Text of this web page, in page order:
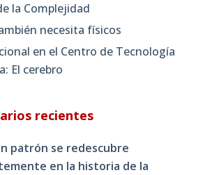
la Complejidad
necesita físicos
en el Centro de Tecnología
El cerebro
recientes
patrón se redescubre
en la historia de la